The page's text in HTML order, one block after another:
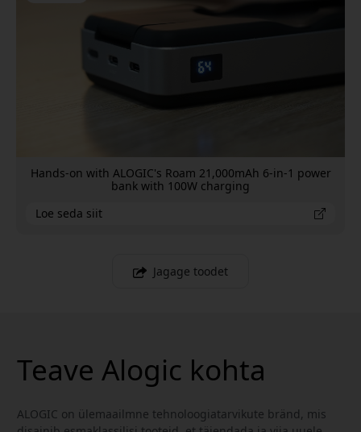
Hands-on with ALOGIC's Roam 21,000mAh 6-in-1 power
bank with 100W charging
Loe seda siit
Jagage toodet
Teave Alogic kohta
ALOGIC on ülemaailmne tehnoloogiatarvikute bränd, mis